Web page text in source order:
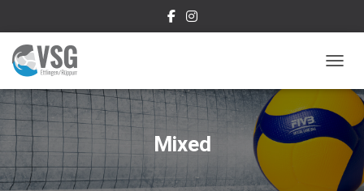
Mixed